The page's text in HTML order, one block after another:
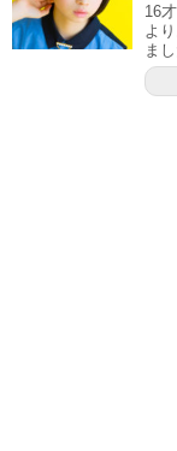
16
よ
ま